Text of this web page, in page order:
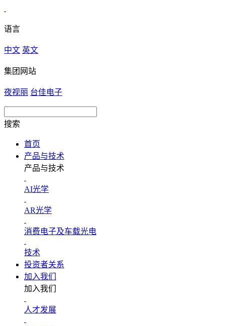
语言
中文 英文
集团网站
夜视丽 台佳电子
搜索
首页
产品与技术
产品与技术
AI光学
AR光学
消费电子及车载光电
技术
投资者关系
加入我们
加入我们
人才发展